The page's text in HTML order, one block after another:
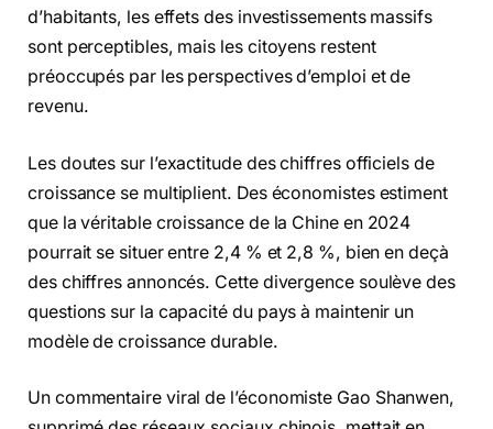
d’habitants, les effets des investissements massifs
sont perceptibles, mais les citoyens restent
préoccupés par les perspectives d’emploi et de
revenu.
Les doutes sur l’exactitude des chiffres officiels de
croissance se multiplient. Des économistes estiment
que la véritable croissance de la Chine en 2024
pourrait se situer entre 2,4 % et 2,8 %, bien en deçà
des chiffres annoncés. Cette divergence soulève des
questions sur la capacité du pays à maintenir un
modèle de croissance durable.
Un commentaire viral de l’économiste Gao Shanwen,